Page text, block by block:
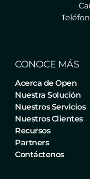
CONOCE MÁS
Acerca de Open
Nuestra Solución
Nuestros Servicios
Nuestros Clientes
Recursos
Partners
Contáctenos